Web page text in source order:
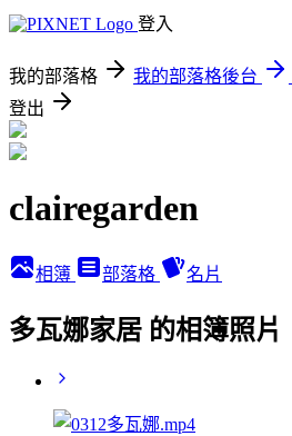
登入
我的部落格 我的部落格後台
登出
clairegarden
相簿 部落格 名片
多瓦娜家居 的相簿照片